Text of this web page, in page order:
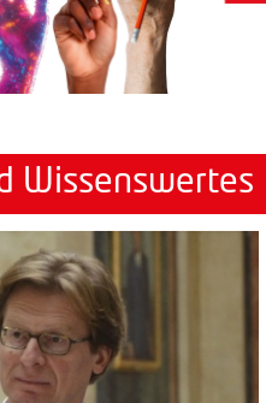
Wissenswertes